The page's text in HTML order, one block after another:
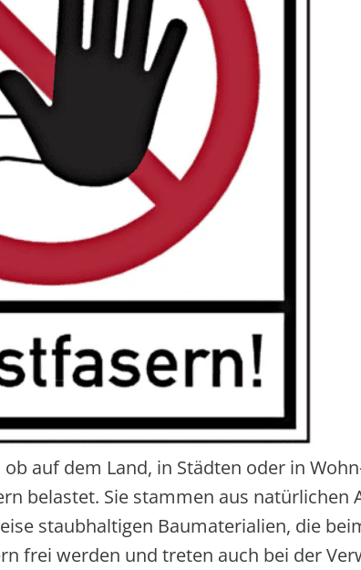
ob auf dem Land, in Städten oder in
belastet. Sie stammen aus natürlichen
staubhaltigen Baumaterialien, die
frei werden und treten auch bei der